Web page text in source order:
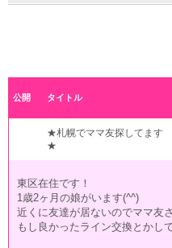
公開 タイトル
★札幌でママ友探してます
★
東区在住です！
1歳2ヶ月の娘がいます(^^)
近くに友達が居ないのでママ友
もし良かったライン交換とかし